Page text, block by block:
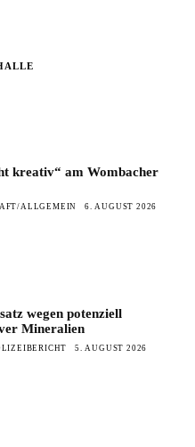
kreativ“ am Wombacher
ALLGEMEIN 6. AUGUST 2026
wegen potenziell
Mineralien
5. AUGUST 2026